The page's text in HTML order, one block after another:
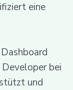
eine
bei
und